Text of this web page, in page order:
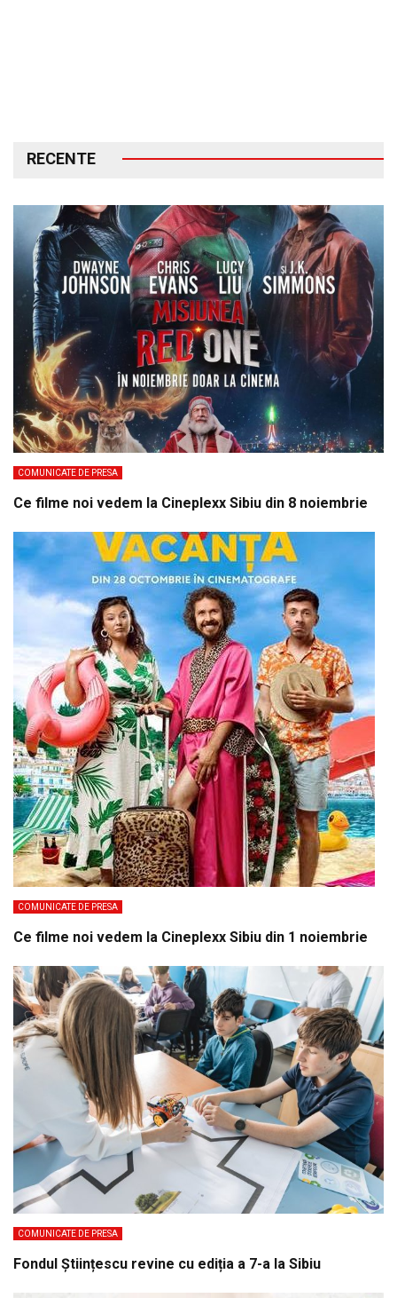
RECENTE
COMUNICATE DE PRESA
Ce filme noi vedem la Cineplexx Sibiu din 8 noiembrie
COMUNICATE DE PRESA
Ce filme noi vedem la Cineplexx Sibiu din 1 noiembrie
COMUNICATE DE PRESA
Fondul Științescu revine cu ediția a 7-a la Sibiu